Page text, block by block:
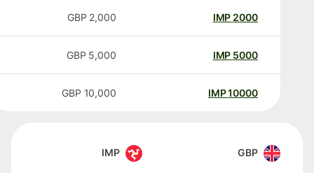
2000
IMP
2,000
GBP
5000
IMP
5,000
GBP
10000
IMP
10,000
GBP
GBP
IMP